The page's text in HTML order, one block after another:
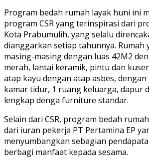
Program bedah rumah layak huni ini
program CSR yang terinspirasi dari
Kota Prabumulih, yang selalu
dianggarkan setiap tahunnya. Rumah
masing-masing dengan luas 42M2
merah, lantai keramik, pintu dan
atap kayu dengan atap asbes,
kamar tidur, 1 ruang keluarga, dapur
lengkap denga furniture standar.
Selain dari CSR, program bedah
dari iuran pekerja PT Pertamina EP
menyumbangkan sebagian
berbagi manfaat kepada sesama.